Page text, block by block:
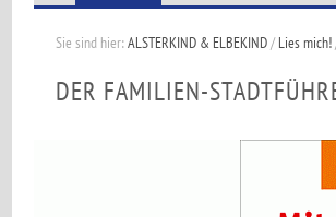
Sie sind hier:ALSTERKIND & ELBEKIND/Lies mich!
DER FAMILIEN-